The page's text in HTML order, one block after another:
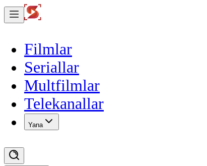
Filmlar
Seriallar
Multfilmlar
Telekanallar
Yana